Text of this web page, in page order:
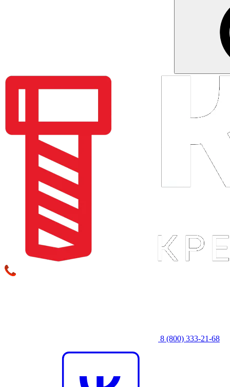
8 (800) 333‑21-68